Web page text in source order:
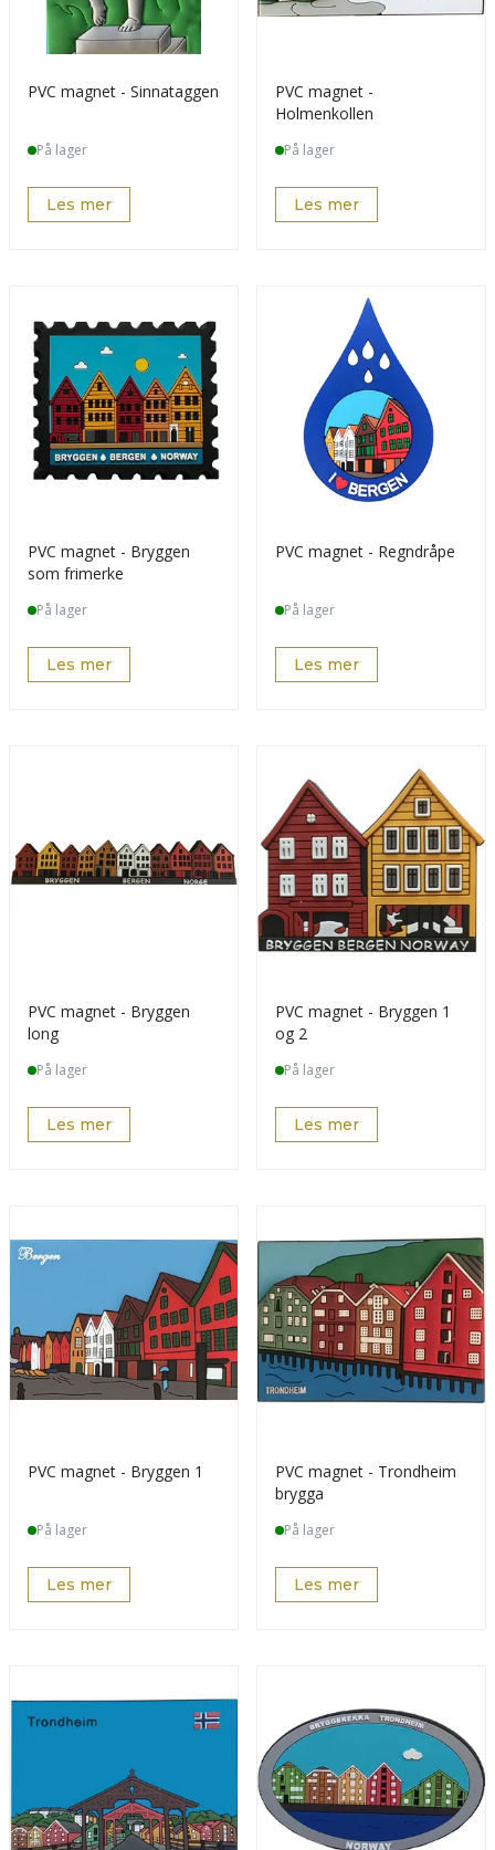
PVC magnet - Sinnataggen
På lager
Les mer
PVC magnet -
Holmenkollen
På lager
Les mer
PVC magnet - Bryggen
som frimerke
På lager
Les mer
PVC magnet - Regndråpe
På lager
Les mer
PVC magnet - Bryggen
long
På lager
Les mer
PVC magnet - Bryggen 1
og 2
På lager
Les mer
PVC magnet - Bryggen 1
På lager
Les mer
PVC magnet - Trondheim
brygga
På lager
Les mer